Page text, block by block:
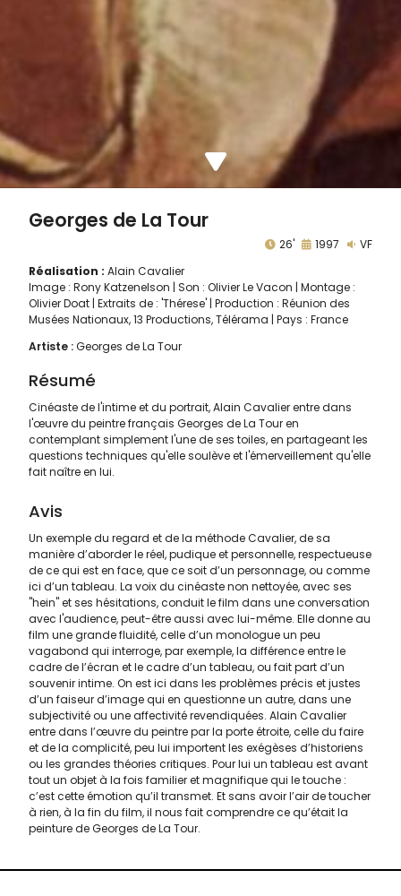
Artiste :Georges de La Tour
Georges de La Tour
26' 1997
VF
Réalisation : Alain Cavalier
Image : Rony Katzenelson | Son : Olivier Le Vacon | Montage :
Olivier Doat | Extraits de : 'Thérese' | Production : Réunion des
Musées Nationaux, 13 Productions, Télérama | Pays : France
Résumé
Cinéaste de l'intime et du portrait, Alain Cavalier entre dans
l'œuvre du peintre français Georges de La Tour en
contemplant simplement l'une de ses toiles, en partageant les
questions techniques qu'elle soulève et l'émerveillement qu'elle
fait naître en lui.
Avis
Un exemple du regard et de la méthode Cavalier, de sa
manière d’aborder le réel, pudique et personnelle, respectueuse
de ce qui est en face, que ce soit d’un personnage, ou comme
ici d’un tableau. La voix du cinéaste non nettoyée, avec ses
"hein" et ses hésitations, conduit le film dans une conversation
avec l'audience, peut-être aussi avec lui-même. Elle donne au
film une grande fluidité, celle d’un monologue un peu
vagabond qui interroge, par exemple, la différence entre le
cadre de l’écran et le cadre d’un tableau, ou fait part d’un
souvenir intime. On est ici dans les problèmes précis et justes
d’un faiseur d’image qui en questionne un autre, dans une
subjectivité ou une affectivité revendiquées. Alain Cavalier
entre dans l’œuvre du peintre par la porte étroite, celle du faire
et de la complicité, peu lui importent les exégèses d’historiens
ou les grandes théories critiques. Pour lui un tableau est avant
tout un objet à la fois familier et magnifique qui le touche :
c’est cette émotion qu’il transmet. Et sans avoir l’air de toucher
à rien, à la fin du film, il nous fait comprendre ce qu’était la
peinture de Georges de La Tour.